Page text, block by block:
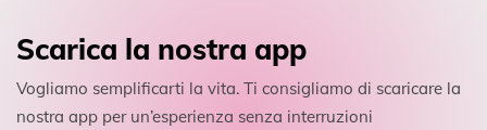
Scarica la nostra app
Vogliamo semplificarti la vita. Ti consigliamo di scaricare la
nostra app per un’esperienza senza interruzioni